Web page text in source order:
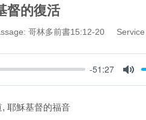
督的復活
哥林多前書15:12-20
-51:27
, 耶穌基督的福音